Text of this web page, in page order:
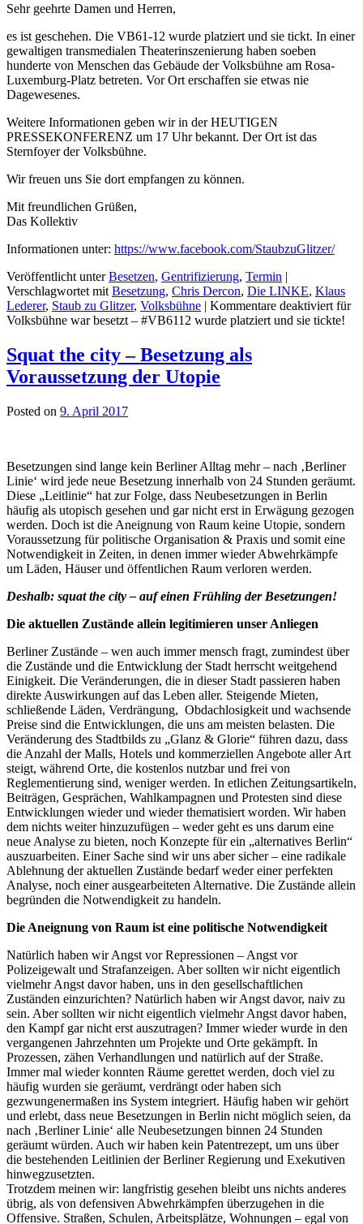
Sehr geehrte Damen und Herren,
es ist geschehen. Die VB61-12 wurde platziert und sie tickt. In einer
gewaltigen transmedialen Theaterinszenierung haben soeben
hunderte von Menschen das Gebäude der Volksbühne am Rosa-
Luxemburg-Platz betreten. Vor Ort erschaffen sie etwas nie
Dagewesenes.
Weitere Informationen geben wir in der HEUTIGEN
PRESSEKONFERENZ um 17 Uhr bekannt. Der Ort ist das
Sternfoyer der Volksbühne.
Wir freuen uns Sie dort empfangen zu können.
Mit freundlichen Grüßen,
Das Kollektiv
Informationen unter: https://www.facebook.com/StaubzuGlitzer/
Veröffentlicht unter Besetzen, Gentrifizierung, Termin |
Verschlagwortet mit Besetzung, Chris Dercon, Die LINKE, Klaus
Lederer, Staub zu Glitzer, Volksbühne | Kommentare deaktiviert für
Volksbühne war besetzt – #VB6112 wurde platziert und sie tickte!
Squat the city – Besetzung als
Voraussetzung der Utopie
Posted on 9. April 2017
Besetzungen sind lange kein Berliner Alltag mehr – nach ‚Berliner
Linie‘ wird jede neue Besetzung innerhalb von 24 Stunden geräumt.
Diese „Leitlinie“ hat zur Folge, dass Neubesetzungen in Berlin
häufig als utopisch gesehen und gar nicht erst in Erwägung gezogen
werden. Doch ist die Aneignung von Raum keine Utopie, sondern
Voraussetzung für politische Organisation & Praxis und somit eine
Notwendigkeit in Zeiten, in denen immer wieder Abwehrkämpfe
um Läden, Häuser und öffentlichen Raum verloren werden.
Deshalb: squat the city – auf einen Frühling der Besetzungen!
Die aktuellen Zustände allein legitimieren unser Anliegen
Berliner Zustände – wen auch immer mensch fragt, zumindest über
die Zustände und die Entwicklung der Stadt herrscht weitgehend
Einigkeit. Die Veränderungen, die in dieser Stadt passieren haben
direkte Auswirkungen auf das Leben aller. Steigende Mieten,
schließende Läden, Verdrängung, Obdachlosigkeit und wachsende
Preise sind die Entwicklungen, die uns am meisten belasten. Die
Veränderung des Stadtbilds zu „Glanz & Glorie“ führen dazu, dass
die Anzahl der Malls, Hotels und kommerziellen Angebote aller Art
steigt, während Orte, die kostenlos nutzbar und frei von
Reglementierung sind, weniger werden. In etlichen Zeitungsartikeln,
Beiträgen, Gesprächen, Wahlkampagnen und Protesten sind diese
Entwicklungen wieder und wieder thematisiert worden. Wir haben
dem nichts weiter hinzuzufügen – weder geht es uns darum eine
neue Analyse zu bieten, noch Konzepte für ein „alternatives Berlin“
auszuarbeiten. Einer Sache sind wir uns aber sicher – eine radikale
Ablehnung der aktuellen Zustände bedarf weder einer perfekten
Analyse, noch einer ausgearbeiteten Alternative. Die Zustände allein
begründen die Notwendigkeit zu handeln.
Die Aneignung von Raum ist eine politische Notwendigkeit
Natürlich haben wir Angst vor Repressionen – Angst vor
Polizeigewalt und Strafanzeigen. Aber sollten wir nicht eigentlich
vielmehr Angst davor haben, uns in den gesellschaftlichen
Zuständen einzurichten? Natürlich haben wir Angst davor, naiv zu
sein. Aber sollten wir nicht eigentlich vielmehr Angst davor haben,
den Kampf gar nicht erst auszutragen? Immer wieder wurde in den
vergangenen Jahrzehnten um Projekte und Orte gekämpft. In
Prozessen, zähen Verhandlungen und natürlich auf der Straße.
Immer mal wieder konnten Räume gerettet werden, doch viel zu
häufig wurden sie geräumt, verdrängt oder haben sich
gezwungenermaßen ins System integriert. Häufig haben wir gehört
und erlebt, dass neue Besetzungen in Berlin nicht möglich seien, da
nach ‚Berliner Linie‘ alle Neubesetzungen binnen 24 Stunden
geräumt würden. Auch wir haben kein Patentrezept, um uns über
die bestehenden Leitlinien der Berliner Regierung und Exekutiven
hinwegzusetzten.
Trotzdem meinen wir: langfristig gesehen bleibt uns nichts anderes
übrig, als von defensiven Abwehrkämpfen überzugehen in die
Offensive. Straßen, Schulen, Arbeitsplätze, Wohnungen – egal von